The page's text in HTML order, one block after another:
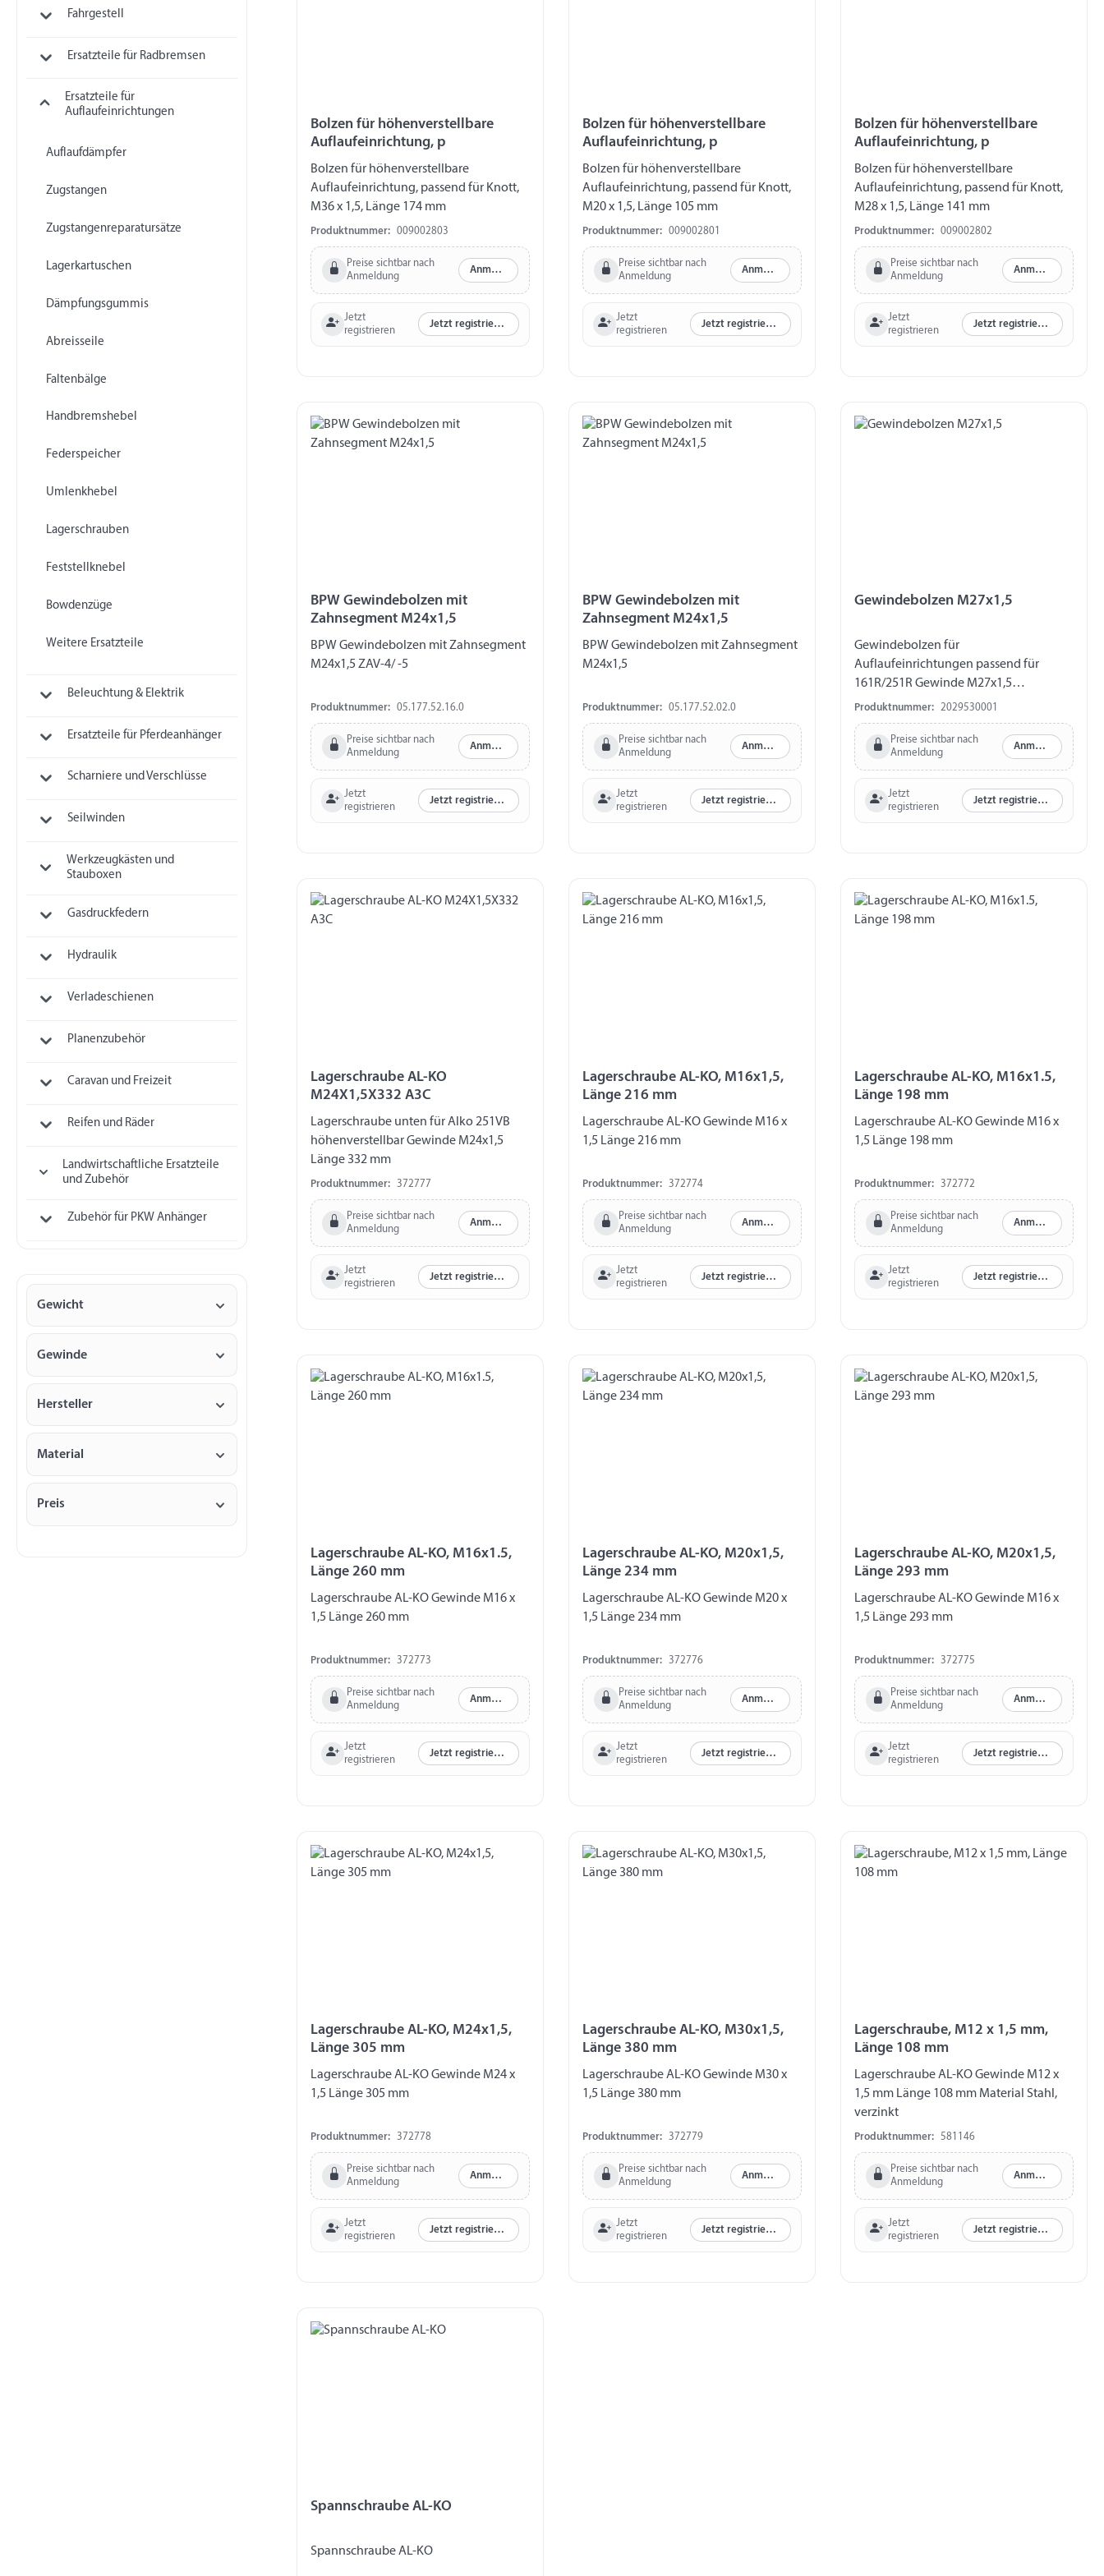
Fahrgestell
Ersatzteile für Radbremsen
Ersatzteile für
Auflaufeinrichtungen
Auflaufdämpfer
Zugstangen
Zugstangenreparatursätze
Lagerkartuschen
Dämpfungsgummis
Abreisseile
Faltenbälge
Handbremshebel
Federspeicher
Umlenkhebel
Lagerschrauben
Feststellknebel
Bowdenzüge
Weitere Ersatzteile
Beleuchtung & Elektrik
Ersatzteile für Pferdeanhänger
Scharniere und Verschlüsse
Seilwinden
Werkzeugkästen und
Stauboxen
Gasdruckfedern
Hydraulik
Verladeschienen
Planenzubehör
Caravan und Freizeit
Reifen und Räder
Landwirtschaftliche Ersatzteile
und Zubehör
Zubehör für PKW Anhänger
Gewicht
Gewinde
Hersteller
Material
Preis
Bolzen für höhenverstellbare
Auflaufeinrichtung, p
Bolzen für höhenverstellbare
Auflaufeinrichtung, passend für Knott,
M36 x 1,5, Länge 174 mm
Produktnummer: 009002803
Preise sichtbar nach
Anmeldung
Anmelden
Jetzt
registrieren
Jetzt registrieren
Bolzen für höhenverstellbare
Auflaufeinrichtung, p
Bolzen für höhenverstellbare
Auflaufeinrichtung, passend für Knott,
M20 x 1,5, Länge 105 mm
Produktnummer: 009002801
Preise sichtbar nach
Anmeldung
Anmelden
Jetzt
registrieren
Jetzt registrieren
Bolzen für höhenverstellbare
Auflaufeinrichtung, p
Bolzen für höhenverstellbare
Auflaufeinrichtung, passend für Knott,
M28 x 1,5, Länge 141 mm
Produktnummer: 009002802
Preise sichtbar nach
Anmeldung
Anmelden
Jetzt
registrieren
Jetzt registrieren
BPW Gewindebolzen mit
Zahnsegment M24x1,5
BPW Gewindebolzen mit Zahnsegment
M24x1,5 ZAV-4/ -5
Produktnummer: 05.177.52.16.0
Preise sichtbar nach
Anmeldung
Anmelden
Jetzt
registrieren
Jetzt registrieren
BPW Gewindebolzen mit
Zahnsegment M24x1,5
BPW Gewindebolzen mit Zahnsegment
M24x1,5
Produktnummer: 05.177.52.02.0
Preise sichtbar nach
Anmeldung
Anmelden
Jetzt
registrieren
Jetzt registrieren
Gewindebolzen M27x1,5
Gewindebolzen für
Auflaufeinrichtungen passend für
161R/251R Gewinde M27x1,5
Lochdurchmesser 7 mm Länge Gewinde
120 mm Länge bis Mitte Lochbohrung
125 mm
Produktnummer: 2029530001
Preise sichtbar nach
Anmeldung
Anmelden
Jetzt
registrieren
Jetzt registrieren
Lagerschraube AL-KO
M24X1,5X332 A3C
Lagerschraube unten für Alko 251VB
höhenverstellbar Gewinde M24x1,5
Länge 332 mm
Produktnummer: 372777
Preise sichtbar nach
Anmeldung
Anmelden
Jetzt
registrieren
Jetzt registrieren
Lagerschraube AL-KO, M16x1,5,
Länge 216 mm
Lagerschraube AL-KO Gewinde M16 x
1,5 Länge 216 mm
Produktnummer: 372774
Preise sichtbar nach
Anmeldung
Anmelden
Jetzt
registrieren
Jetzt registrieren
Lagerschraube AL-KO, M16x1.5,
Länge 198 mm
Lagerschraube AL-KO Gewinde M16 x
1,5 Länge 198 mm
Produktnummer: 372772
Preise sichtbar nach
Anmeldung
Anmelden
Jetzt
registrieren
Jetzt registrieren
Lagerschraube AL-KO, M16x1.5,
Länge 260 mm
Lagerschraube AL-KO Gewinde M16 x
1,5 Länge 260 mm
Produktnummer: 372773
Preise sichtbar nach
Anmeldung
Anmelden
Jetzt
registrieren
Jetzt registrieren
Lagerschraube AL-KO, M20x1,5,
Länge 234 mm
Lagerschraube AL-KO Gewinde M20 x
1,5 Länge 234 mm
Produktnummer: 372776
Preise sichtbar nach
Anmeldung
Anmelden
Jetzt
registrieren
Jetzt registrieren
Lagerschraube AL-KO, M20x1,5,
Länge 293 mm
Lagerschraube AL-KO Gewinde M16 x
1,5 Länge 293 mm
Produktnummer: 372775
Preise sichtbar nach
Anmeldung
Anmelden
Jetzt
registrieren
Jetzt registrieren
Lagerschraube AL-KO, M24x1,5,
Länge 305 mm
Lagerschraube AL-KO Gewinde M24 x
1,5 Länge 305 mm
Produktnummer: 372778
Preise sichtbar nach
Anmeldung
Anmelden
Jetzt
registrieren
Jetzt registrieren
Lagerschraube AL-KO, M30x1,5,
Länge 380 mm
Lagerschraube AL-KO Gewinde M30 x
1,5 Länge 380 mm
Produktnummer: 372779
Preise sichtbar nach
Anmeldung
Anmelden
Jetzt
registrieren
Jetzt registrieren
Lagerschraube, M12 x 1,5 mm,
Länge 108 mm
Lagerschraube AL-KO Gewinde M12 x
1,5 mm Länge 108 mm Material Stahl,
verzinkt
Produktnummer: 581146
Preise sichtbar nach
Anmeldung
Anmelden
Jetzt
registrieren
Jetzt registrieren
Spannschraube AL-KO
Spannschraube AL-KO